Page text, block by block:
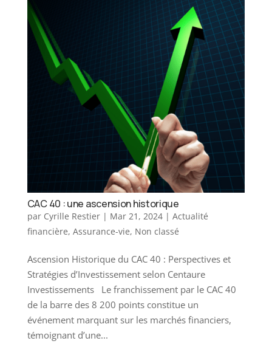
CAC 40 : une ascension historique
par Cyrille Restier| Mar 21, 2024| Actualité
financière, Assurance-vie, Non classé
Ascension Historique du CAC 40 : Perspectives et
Stratégies d’Investissement selon Centaure
Investissements Le franchissement par le CAC 40
de la barre des 8 200 points constitue un
événement marquant sur les marchés financiers,
témoignant d’une...